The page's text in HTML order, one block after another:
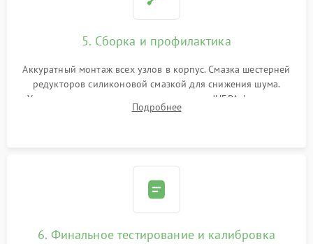
5. Сборка и профилактика
Аккуратный монтаж всех узлов в корпус. Смазка шестерней
редукторов силиконовой смазкой для снижения шума.
Установка новых расходных материалов (HEPA-фильтров,
микрофибры, щеток). Надежная фиксация разъемов и
Подробнее
6. Финальное тестирование и калибровка